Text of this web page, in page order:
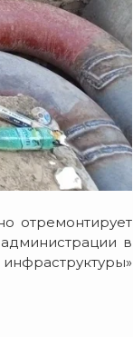
отремонтирует
в